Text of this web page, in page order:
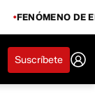
FENÓMENO DE
Suscríbete